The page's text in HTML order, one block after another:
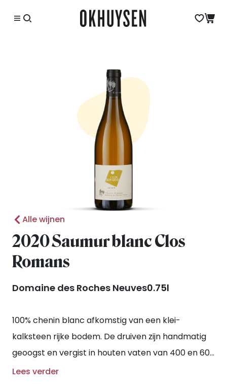
Alle wijnen
2020 Saumur blanc Clos
Romans
Domaine des Roches Neuves0.75l
100% chenin blanc afkomstig van een klei-
kalksteen rijke bodem. De druiven zijn handmatig
geoogst en vergist in houten vaten van 400 en 600
liter. De rijping vindt plaats op de droesem
Lees verder